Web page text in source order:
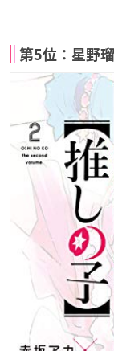
第5位：星野